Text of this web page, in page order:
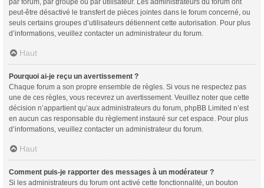
par forum, par groupe ou par utilisateur. Les administrateurs du forum ont
peut-être désactivé le transfert de pièces jointes dans le forum concerné, ou
seuls certains groupes d’utilisateurs détiennent cette autorisation. Pour plus
d’informations, veuillez contacter un administrateur du forum.
Haut
Pourquoi ai-je reçu un avertissement ?
Chaque forum a son propre ensemble de règles. Si vous ne respectez pas
une de ces règles, vous recevrez un avertissement. Veuillez noter que cette
décision n’appartient qu’aux administrateurs du forum, phpBB Limited n’est
en aucun cas responsable du règlement instauré sur cet espace. Pour plus
d’informations, veuillez contacter un administrateur du forum.
Haut
Comment puis-je rapporter des messages à un modérateur ?
Si les administrateurs du forum ont activé cette fonctionnalité, un bouton